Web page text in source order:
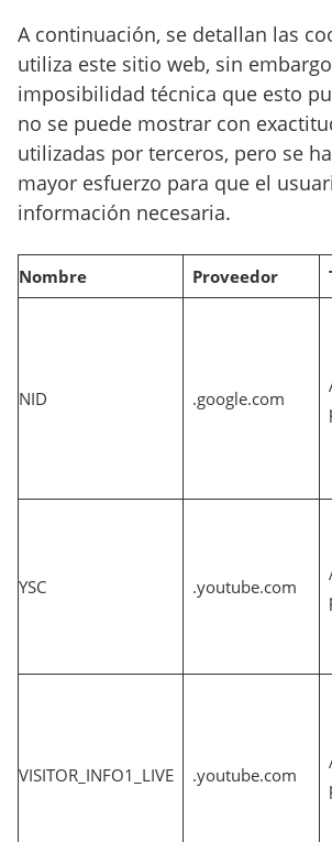
A continuación, se detallan las
utiliza este sitio web, sin
imposibilidad técnica que esto
no se puede mostrar con
utilizadas por terceros, pero se
mayor esfuerzo para que el
información necesaria.
Nombre Proveedor
NID .google.com
YSC .youtube.com
VISITOR_INFO1_LIVE .youtube.com